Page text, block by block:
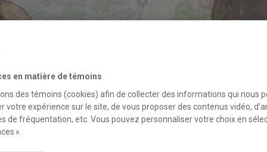
en matière de témoins
des témoins (cookies) afin de collecter des informations qui nous
votre expérience sur le site, de vous proposer des contenus vidéo,
de fréquentation, etc. Vous pouvez personnaliser votre choix en
».